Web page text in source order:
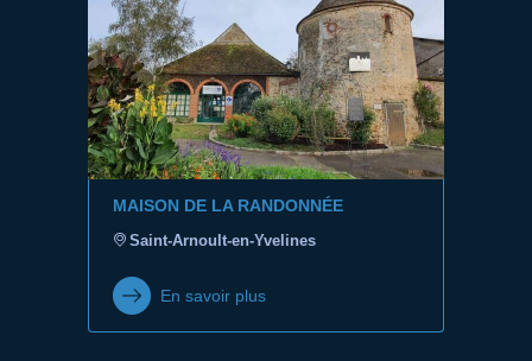
MAISON DE LA RANDONNÉE
Saint-Arnoult-en-Yvelines
En savoir plus